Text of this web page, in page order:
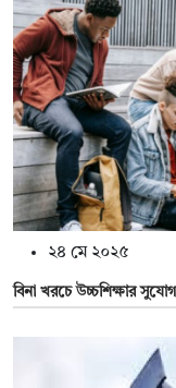
২৪ মে ২০২৫
বিনা খরচে উচ্চশিক্ষার